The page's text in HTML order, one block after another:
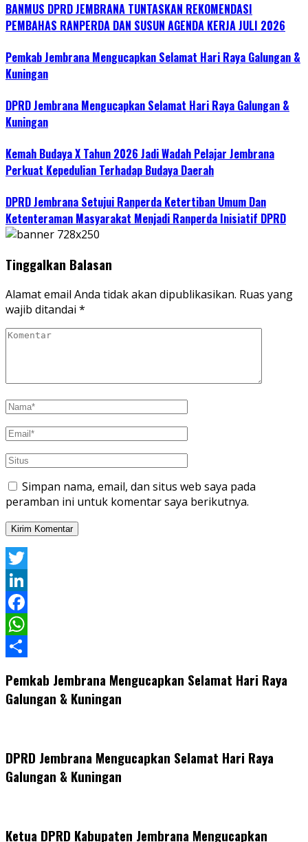
BANMUS DPRD JEMBRANA TUNTASKAN REKOMENDASI
PEMBAHAS RANPERDA DAN SUSUN AGENDA KERJA JULI 2026
Pemkab Jembrana Mengucapkan Selamat Hari Raya Galungan &
Kuningan
DPRD Jembrana Mengucapkan Selamat Hari Raya Galungan &
Kuningan
Kemah Budaya X Tahun 2026 Jadi Wadah Pelajar Jembrana
Perkuat Kepedulian Terhadap Budaya Daerah
DPRD Jembrana Setujui Ranperda Ketertiban Umum Dan
Ketenteraman Masyarakat Menjadi Ranperda Inisiatif DPRD
Tinggalkan Balasan
Alamat email Anda tidak akan dipublikasikan. Ruas yang
wajib ditandai *
Simpan nama, email, dan situs web saya pada
peramban ini untuk komentar saya berikutnya.
Twitter
LinkedIn
Facebook
WhatsApp
Pemkab Jembrana Mengucapkan Selamat Hari Raya
Galungan & Kuningan
DPRD Jembrana Mengucapkan Selamat Hari Raya
Galungan & Kuningan
Ketua DPRD Kabupaten Jembrana Mengucapkan